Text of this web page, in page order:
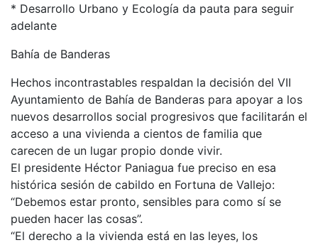
* Desarrollo Urbano y Ecología da pauta para seguir
adelante
Bahía de Banderas
Hechos incontrastables respaldan la decisión del VII
Ayuntamiento de Bahía de Banderas para apoyar a los
nuevos desarrollos social progresivos que facilitarán el
acceso a una vivienda a cientos de familia que
carecen de un lugar propio donde vivir.
El presidente Héctor Paniagua fue preciso en esa
histórica sesión de cabildo en Fortuna de Vallejo:
“Debemos estar pronto, sensibles para como sí se
pueden hacer las cosas”.
“El derecho a la vivienda está en las leyes, los